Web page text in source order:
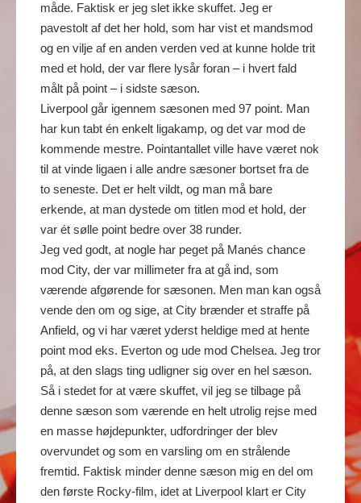
måde. Faktisk er jeg slet ikke skuffet. Jeg er
pavestolt af det her hold, som har vist et mandsmod
og en vilje af en anden verden ved at kunne holde trit
med et hold, der var flere lysår foran – i hvert fald
målt på point – i sidste sæson.
Liverpool går igennem sæsonen med 97 point. Man
har kun tabt én enkelt ligakamp, og det var mod de
kommende mestre. Pointantallet ville have været nok
til at vinde ligaen i alle andre sæsoner bortset fra de
to seneste. Det er helt vildt, og man må bare
erkende, at man dystede om titlen mod et hold, der
var ét sølle point bedre over 38 runder.
Jeg ved godt, at nogle har peget på Manés chance
mod City, der var millimeter fra at gå ind, som
værende afgørende for sæsonen. Men man kan også
vende den om og sige, at City brænder et straffe på
Anfield, og vi har været yderst heldige med at hente
point mod eks. Everton og ude mod Chelsea. Jeg tror
på, at den slags ting udligner sig over en hel sæson.
Så i stedet for at være skuffet, vil jeg se tilbage på
denne sæson som værende en helt utrolig rejse med
en masse højdepunkter, udfordringer der blev
overvundet og som en varsling om en strålende
fremtid. Faktisk minder denne sæson mig en del om
den første Rocky-film, idet at Liverpool klart er City